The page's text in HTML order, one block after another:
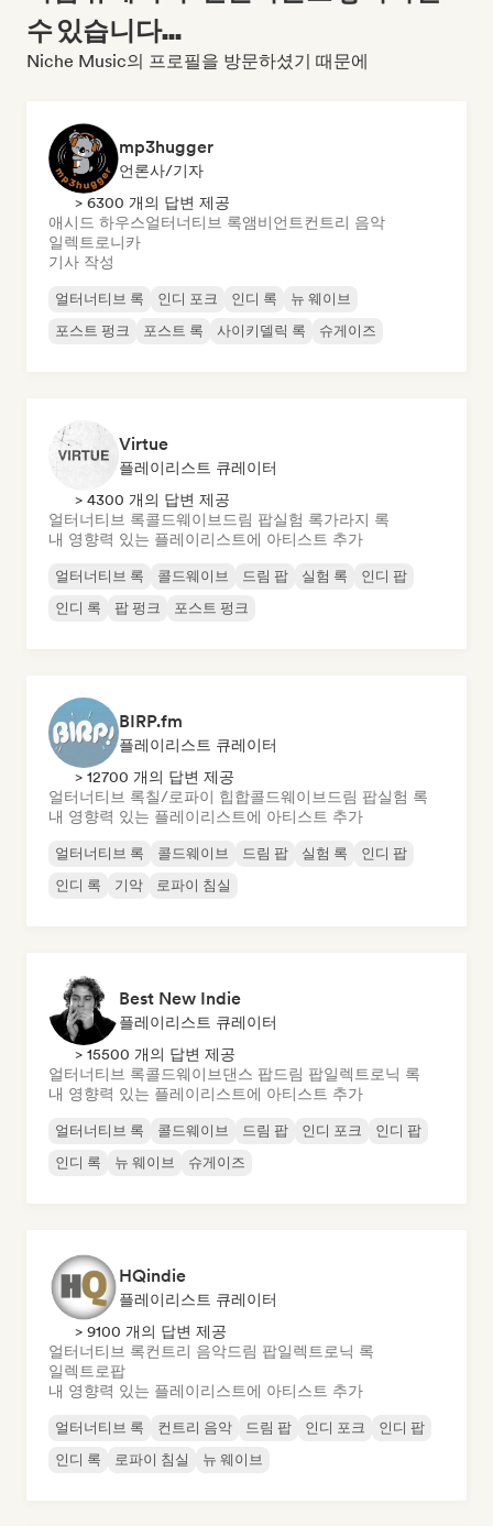
수 있습니다...
Niche Music의 프로필을 방문하셨기 때문에
mp3hugger
언론사/기자
> 6300 개의 답변 제공
애시드 하우스얼터너티브 록앰비언트컨트리 음악
일렉트로니카
기사 작성
얼터너티브 록 인디 포크 인디 록
뉴 웨이브
포스트 펑크
포스트 록 사이키델릭 록 슈게이즈
Virtue
플레이리스트 큐레이터
> 4300 개의 답변 제공
얼터너티브 록콜드웨이브 드림 팝실험 록가라지 록
내 영향력 있는 플레이리스트에 아티스트 추가
얼터너티브 록 콜드웨이브 드림 팝 실험 록
인디 팝
인디 록
팝 펑크 포스트 펑크
BIRP.fm
플레이리스트 큐레이터
> 12700 개의 답변 제공
얼터너티브 록칠/로파이 힙합콜드웨이브 드림 팝실험 록
내 영향력 있는 플레이리스트에 아티스트 추가
얼터너티브 록 콜드웨이브 드림 팝 실험 록
인디 팝
인디 록
기악 로파이 침실
Best New Indie
플레이리스트 큐레이터
> 15500 개의 답변 제공
얼터너티브 록콜드웨이브댄스 팝드림 팝일렉트로닉 록
내 영향력 있는 플레이리스트에 아티스트 추가
얼터너티브 록 콜드웨이브 드림 팝 인디 포크
인디 팝
인디 록
뉴 웨이브 슈게이즈
HQindie
플레이리스트 큐레이터
> 9100 개의 답변 제공
얼터너티브 록컨트리 음악드림 팝일렉트로닉 록
일렉트로팝
내 영향력 있는 플레이리스트에 아티스트 추가
얼터너티브 록 컨트리 음악 드림 팝 인디 포크
인디 팝
인디 록
로파이 침실 뉴 웨이브